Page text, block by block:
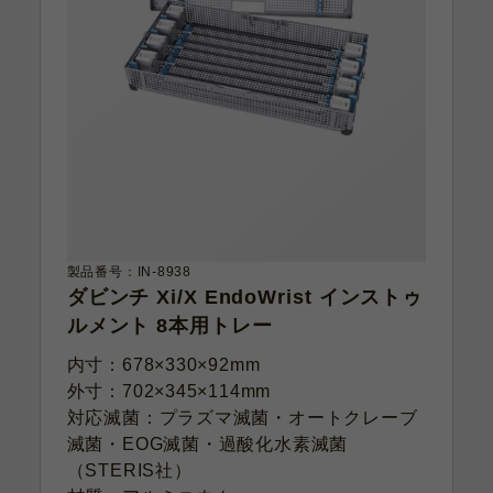
製品番号：IN-8938
ダビンチ Xi/X EndoWrist インストゥ
ルメント 8本用トレー
内寸：678×330×92mm
外寸：702×345×114mm
対応滅菌：プラズマ滅菌・オートクレーブ
滅菌・EOG滅菌・過酸化水素滅菌
（STERIS社）